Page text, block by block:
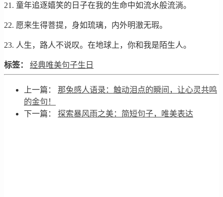
21. 童年追逐嬉笑的日子在我的生命中如流水般流淌。
22. 愿来生得菩提，身如琉璃，内外明澈无瑕。
23. 人生，路人不说叹。在地球上，你和我是陌生人。
标签： 经典唯美句子生日
上一篇： 那兔感人语录：触动泪点的瞬间，让心灵共鸣
的金句！
下一篇： 探索暴风雨之美：简短句子，唯美表达